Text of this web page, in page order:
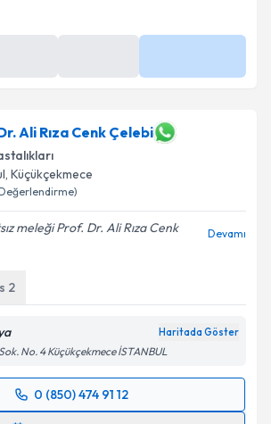
Ali Rıza Cenk Çelebi
, Küçükçekmece
meleği Prof. Dr. Ali Rıza Cenk
Devamı
2
Haritada Göster
No. 4 Küçükçekmece İSTANBUL
0 (850) 474 91 12
Talebi